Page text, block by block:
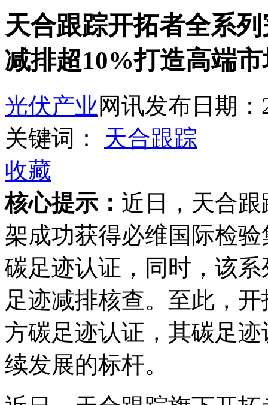
天合跟踪开拓者全系
减排超10%打造高端
光伏产业网讯发布日期：
关键词： 天合跟踪
收藏
核心提示： 近日，天合
架成功获得必维国际检验
碳足迹认证，同时，该
足迹减排核查。至此，
方碳足迹认证，其碳足
续发展的标杆。